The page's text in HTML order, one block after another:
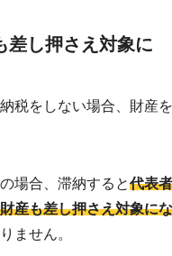
差し押さえ対象に
税をしない場合、財産
場合、滞納すると代表
産も差し押さえ対象に
ません。